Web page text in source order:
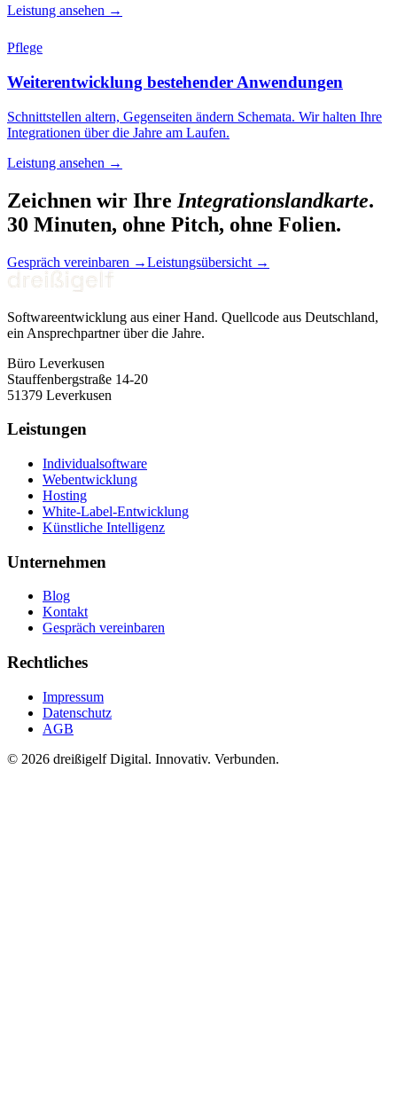
Leistung ansehen →
Pflege
Weiterentwicklung bestehender Anwendungen
Schnittstellen altern, Gegenseiten ändern Schemata. Wir halten Ihre
Integrationen über die Jahre am Laufen.
Leistung ansehen →
Zeichnen wir Ihre Integrationslandkarte.
30 Minuten, ohne Pitch, ohne Folien.
Gespräch vereinbaren →Leistungsübersicht →
Softwareentwicklung aus einer Hand. Quellcode aus Deutschland,
ein Ansprechpartner über die Jahre.
Büro Leverkusen
Stauffenbergstraße 14-20
51379 Leverkusen
Leistungen
Individualsoftware
Webentwicklung
Hosting
White-Label-Entwicklung
Künstliche Intelligenz
Unternehmen
Blog
Kontakt
Gespräch vereinbaren
Rechtliches
Impressum
Datenschutz
AGB
© 2026 dreißigelfDigital. Innovativ. Verbunden.